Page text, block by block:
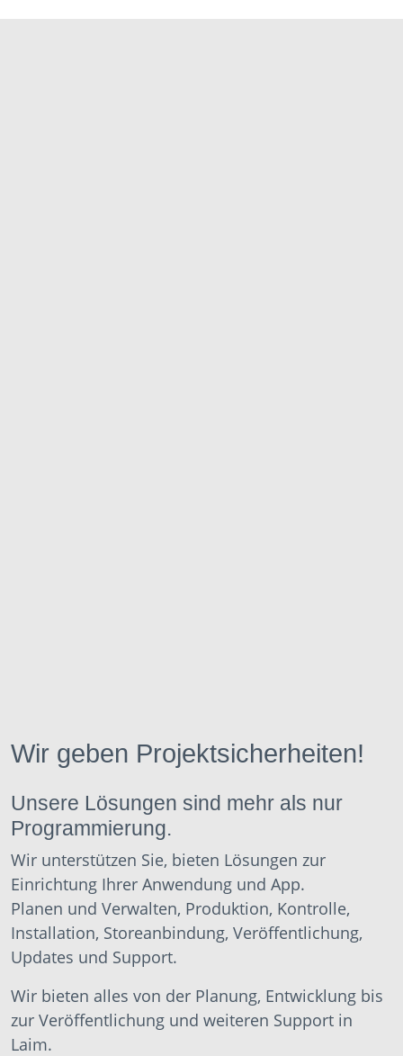
Wir geben Projektsicherheiten!
Unsere Lösungen sind mehr als nur
Programmierung.
Wir unterstützen Sie, bieten Lösungen zur
Einrichtung Ihrer Anwendung und App.
Planen und Verwalten, Produktion, Kontrolle,
Installation, Storeanbindung, Veröffentlichung,
Updates und Support.
Wir bieten alles von der Planung, Entwicklung bis
zur Veröffentlichung und weiteren Support in
Laim.